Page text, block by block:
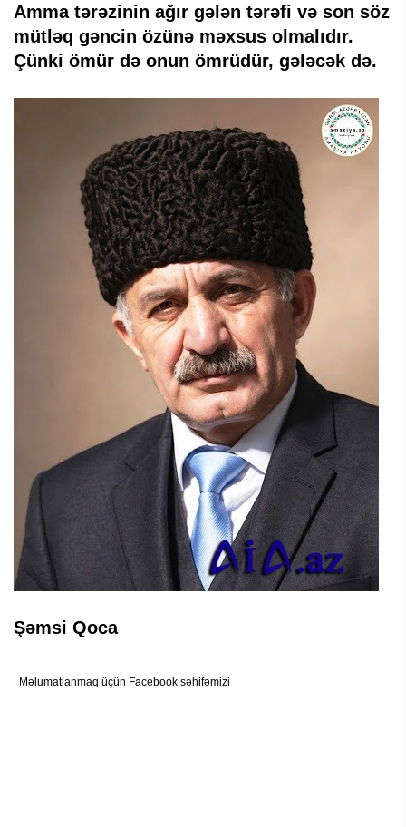
Amma tərəzinin ağır gələn tərəfi və son söz
mütləq gəncin özünə məxsus olmalıdır.
Çünki ömür də onun ömrüdür, gələcək də.
Şəmsi Qoca
Məlumatlanmaq üçün Facebook səhifəmizi